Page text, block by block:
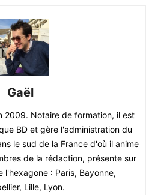
Gaël
2009. Notaire de formation, il est
BD et gère l'administration du
le sud de la France d'où il anime
de la rédaction, présente sur
l'hexagone : Paris, Bayonne,
Lille, Lyon.